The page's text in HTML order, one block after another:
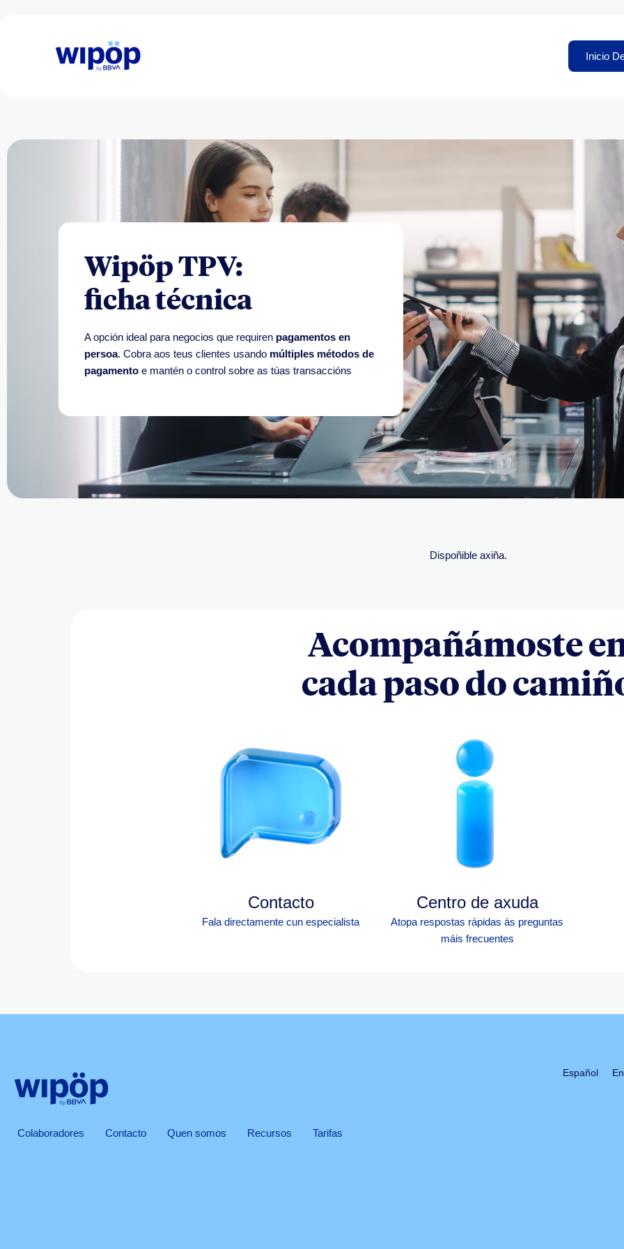
Inicio
Wipöp TPV:
ficha técnica
A opción ideal para negocios que requiren pagamentos en
persoa. Cobra aos teus clientes usando múltiples métodos de
pagamento e mantén o control sobre as túas transaccións
Dispoñible axiña.
Acompañámoste
cada paso do
Contacto
Fala directamente cun especialista
Centro de axuda
Atopa respostas rápidas ás preguntas
máis frecuentes
Colaboradores Contacto Quen somos Recursos Tarifas
Español